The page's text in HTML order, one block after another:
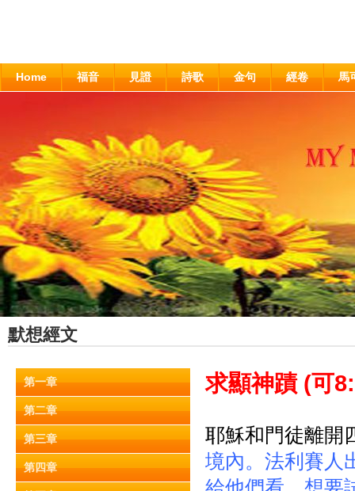
Home 福音 見證 詩歌 金句 經卷 馬
默想經文
第一章
第二章
第三章
第四章
求顯神蹟 (可
耶穌和門徒離開
境內。法利賽人